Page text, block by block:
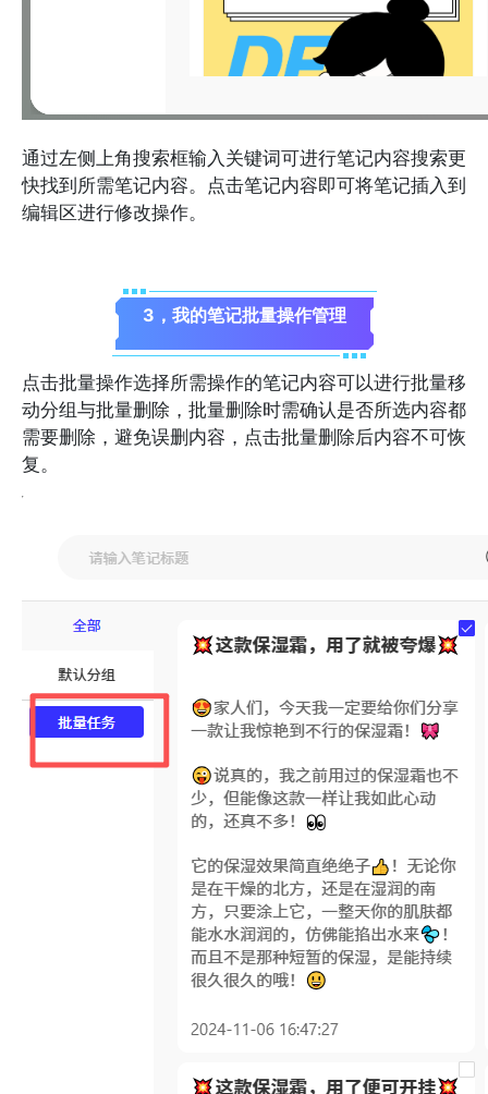
通过左侧上角搜索框输入关键词可进行笔记内容搜索更
快找到所需笔记内容。点击笔记内容即可将笔记插入到
编辑区进行修改操作。
3，我的笔记批量操作管理
点击批量操作选择所需操作的笔记内容可以进行批量移
动分组与批量删除，批量删除时需确认是否所选内容都
需要删除，避免误删内容，点击批量删除后内容不可恢
复。